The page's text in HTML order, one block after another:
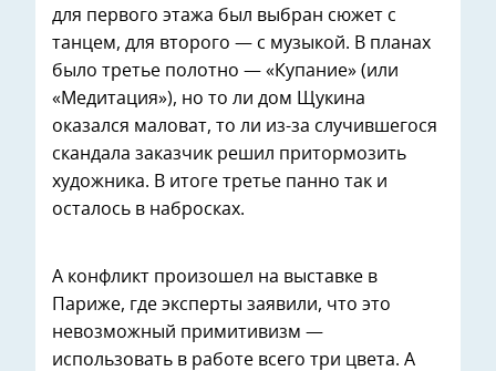
для первого этажа был выбран сюжет с
танцем, для второго — с музыкой. В планах
было третье полотно — «Купание» (или
«Медитация»), но то ли дом Щукина
оказался маловат, то ли из-за случившегося
скандала заказчик решил притормозить
художника. В итоге третье панно так и
осталось в набросках.
А конфликт произошел на выставке в
Париже, где эксперты заявили, что это
невозможный примитивизм —
использовать в работе всего три цвета. А